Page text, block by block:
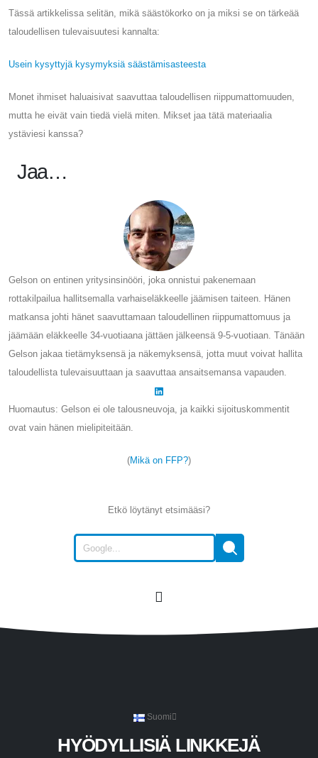
Tässä artikkelissa selitän, mikä säästökorko on ja miksi se on tärkeää
taloudellisen tulevaisuutesi kannalta:
Usein kysyttyjä kysymyksiä säästämisasteesta
Monet ihmiset haluaisivat saavuttaa taloudellisen riippumattomuuden,
mutta he eivät vain tiedä vielä miten. Mikset jaa tätä materiaalia
ystäviesi kanssa?
Jaa…
Gelson on entinen yritysinsinööri, joka onnistui pakenemaan
rottakilpailua hallitsemalla varhaiseläkkeelle jäämisen taiteen. Hänen
matkansa johti hänet saavuttamaan taloudellinen riippumattomuus ja
jäämään eläkkeelle 34-vuotiaana jättäen jälkeensä 9-5-vuotiaan. Tänään
Gelson jakaa tietämyksensä ja näkemyksensä, jotta muut voivat hallita
taloudellista tulevaisuuttaan ja saavuttaa ansaitsemansa vapauden.
Huomautus: Gelson ei ole talousneuvoja, ja kaikki sijoituskommentit
ovat vain hänen mielipiteitään.
(Mikä on FFP?)
Etkö löytänyt etsimääsi?
Suomi
HYÖDYLLISIÄ LINKKEJÄ